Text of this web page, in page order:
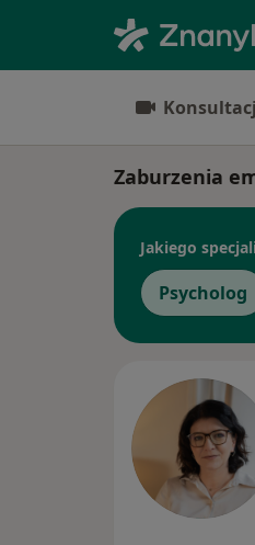
Zaburzenia
Jakiego
Psycholog